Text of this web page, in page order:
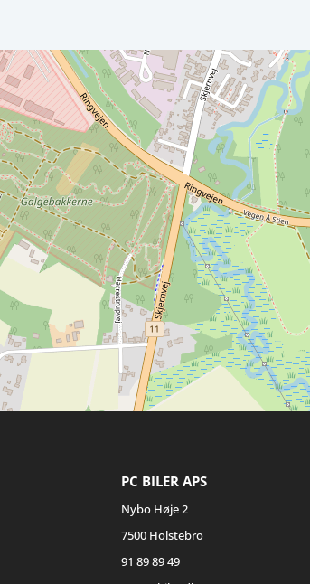
PC BILER APS
Nybo Høje 2
7500 Holstebro
91 89 89 49